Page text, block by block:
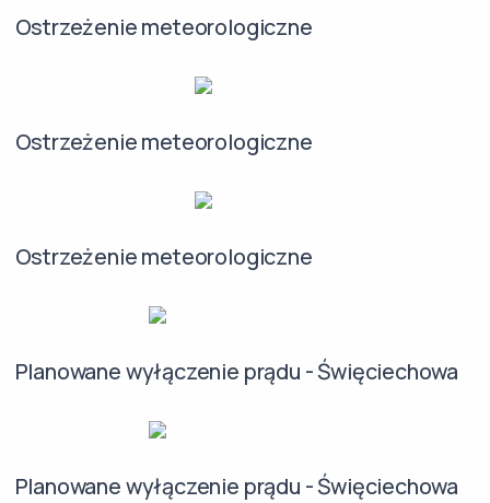
Ostrzeżenie meteorologiczne
Ostrzeżenie meteorologiczne
Ostrzeżenie meteorologiczne
Planowane wyłączenie prądu - Święciechowa
Planowane wyłączenie prądu - Święciechowa